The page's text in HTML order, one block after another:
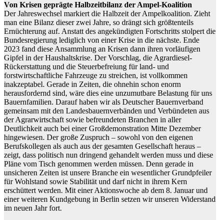
Von Krisen geprägte Halbzeitbilanz der Ampel-Koalition
Der Jahreswechsel markiert die Halbzeit der Ampelkoalition. Zieht
man eine Bilanz dieser zwei Jahre, so drängt sich größtenteils
Ernüchterung auf. Anstatt des angekündigten Fortschritts stolpert die
Bundesregierung lediglich von einer Krise in die nächste. Ende
2023 fand diese Ansammlung an Krisen dann ihren vorläufigen
Gipfel in der Haushaltskrise. Der Vorschlag, die Agrardiesel-
Rückerstattung und die Steuerbefreiung für land- und
forstwirtschaftliche Fahrzeuge zu streichen, ist vollkommen
inakzeptabel. Gerade in Zeiten, die ohnehin schon enorm
herausfordernd sind, wäre dies eine unzumutbare Belastung für uns
Bauernfamilien. Darauf haben wir als Deutscher Bauernverband
gemeinsam mit den Landesbauernverbänden und Verbündeten aus
der Agrarwirtschaft sowie befreundeten Branchen in aller
Deutlichkeit auch bei einer Großdemonstration Mitte Dezember
hingewiesen. Der große Zuspruch – sowohl von den eigenen
Berufskollegen als auch aus der gesamten Gesellschaft heraus –
zeigt, dass politisch nun dringend gehandelt werden muss und diese
Pläne vom Tisch genommen werden müssen. Denn gerade in
unsicheren Zeiten ist unsere Branche ein wesentlicher Grundpfeiler
für Wohlstand sowie Stabilität und darf nicht in ihrem Kern
erschüttert werden. Mit einer Aktionswoche ab dem 8. Januar und
einer weiteren Kundgebung in Berlin setzen wir unseren Widerstand
im neuen Jahr fort.